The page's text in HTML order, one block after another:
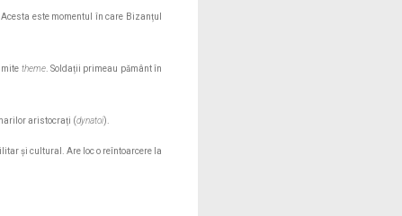
este momentul în care Bizanțul
theme. Soldații primeau pământ în
aristocrați (dynatoi).
și cultural. Are loc o reîntoarcere la